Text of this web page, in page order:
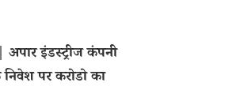
इंडस्ट्रीज कंपनी
पर करोडो का